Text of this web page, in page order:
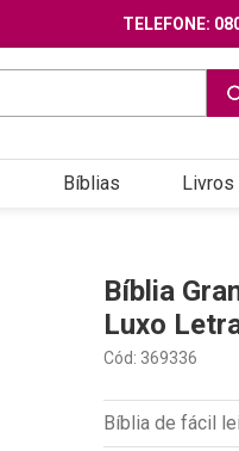
TELEFONE:
Bíblias Livros
Bíblia
Luxo
Cód: 369336
Bíblia de fácil